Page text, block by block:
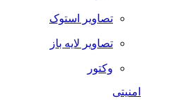
تصاویر استوک
تصاویر لایه باز
وکتور
امنیتی